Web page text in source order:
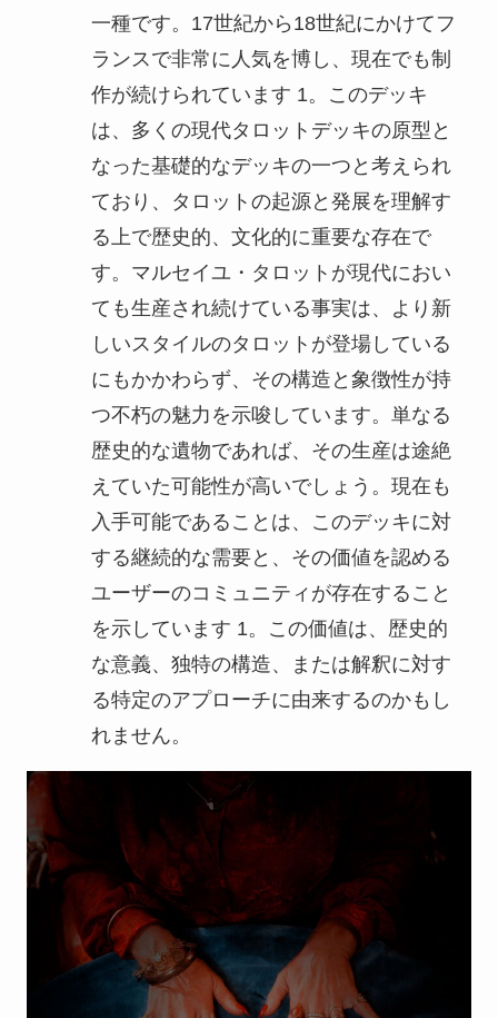
一種です。17世紀から18世紀にかけてフ
ランスで非常に人気を博し、現在でも制
作が続けられています 1。このデッキ
は、多くの現代タロットデッキの原型と
なった基礎的なデッキの一つと考えられ
ており、タロットの起源と発展を理解す
る上で歴史的、文化的に重要な存在で
す。マルセイユ・タロットが現代におい
ても生産され続けている事実は、より新
しいスタイルのタロットが登場している
にもかかわらず、その構造と象徴性が持
つ不朽の魅力を示唆しています。単なる
歴史的な遺物であれば、その生産は途絶
えていた可能性が高いでしょう。現在も
入手可能であることは、このデッキに対
する継続的な需要と、その価値を認める
ユーザーのコミュニティが存在すること
を示しています 1。この価値は、歴史的
な意義、独特の構造、または解釈に対す
る特定のアプローチに由来するのかもし
れません。